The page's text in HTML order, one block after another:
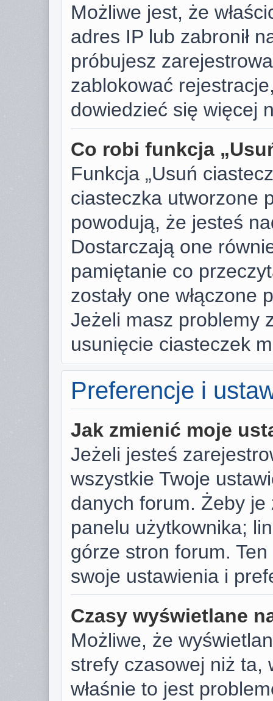
Możliwe jest, że
adres IP lub zabronił
próbujesz
zablokować
dowiedzieć się więcej
Co robi funkcja
Funkcja „Usuń
ciasteczka utworzone
powodują, że jesteś
Dostarczają one
pamiętanie co
zostały one
Jeżeli masz problemy
usunięcie ciasteczek
Preferencje i
Jak zmienić moje
Jeżeli jesteś
wszystkie Twoje
danych forum. Żeby
panelu użytkownika;
górze stron forum.
swoje ustawienia i
Czasy wyświetlane
Możliwe, że
strefy czasowej niż ta,
właśnie to jest